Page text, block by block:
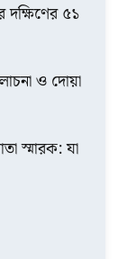
দক্ষিণের ৫১
ও দোয়া
স্মারক: যা